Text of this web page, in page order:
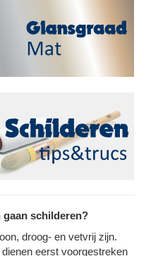
gaan schilderen?
droog- en vetvrij zijn.
eerst voorgestreken